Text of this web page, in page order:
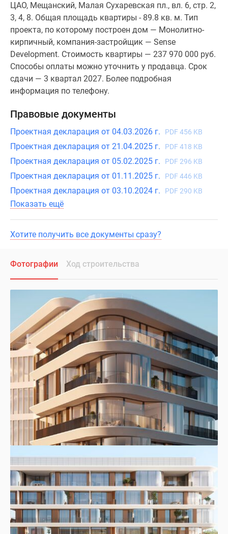
ЦАО, Мещанский, Малая Сухаревская пл., вл. 6, стр. 2,
3, 4, 8. Общая площадь квартиры - 89.8 кв. м. Тип
проекта, по которому построен дом — Монолитно-
кирпичный, компания-застройщик — Sense
Development. Стоимость квартиры — 237 970 000 руб.
Способы оплаты можно уточнить у продавца. Срок
сдачи — 3 квартал 2027. Более подробная
информация по телефону.
Правовые документы
Проектная декларация от 04.03.2026 г. PDF 456 KB
Проектная декларация от 21.04.2025 г. PDF 418 KB
Проектная декларация от 05.02.2025 г. PDF 296 KB
Проектная декларация от 01.11.2025 г. PDF 446 KB
Проектная декларация от 03.10.2024 г. PDF 290 KB
Показать ещё
Хотите получить все документы сразу?
Фотографии Ход строительства